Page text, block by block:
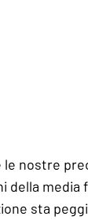
nostre
della media
sta